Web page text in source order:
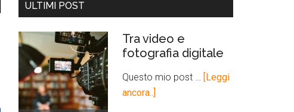
ULTIMI POST
Tra video e
fotografia digitale
Questo mio post …
[Leggi
ancora..]